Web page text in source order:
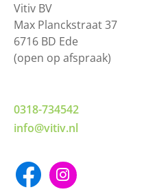
Vitiv BV
Max Planckstraat 37
6716 BD Ede
(open op afspraak)
0318-734542
info@vitiv.nl